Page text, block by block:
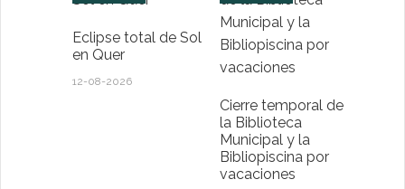
Eclipse total de Sol
en Quer
12-08-2026
Cierre temporal de
la Biblioteca
Municipal y la
Bibliopiscina por
vacaciones